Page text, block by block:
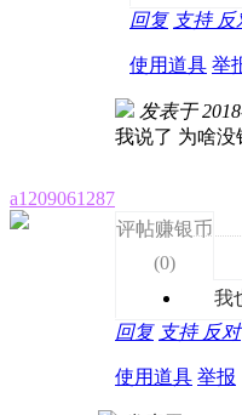
回复 支持 反
使用道具 举
a1209061287
发表于
我说了 为啥没
评帖赚银币
(0)
我
回复 支持 反对
使用道具 举报